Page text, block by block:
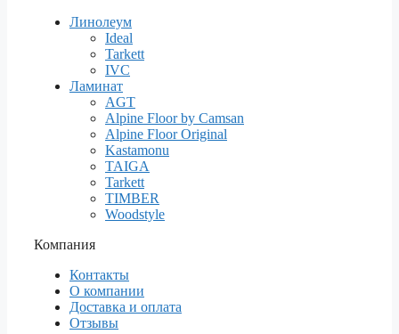
Линолеум
Ideal
Tarkett
IVC
Ламинат
AGT
Alpine Floor by Camsan
Alpine Floor Original
Kastamonu
TAIGA
Tarkett
TIMBER
Woodstyle
Компания
Контакты
О компании
Доставка и оплата
Отзывы